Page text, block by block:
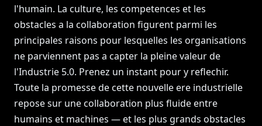
l'humain. La culture, les competences et les
obstacles a la collaboration figurent parmi les
principales raisons pour lesquelles les organisations
ne parviennent pas a capter la pleine valeur de
l'Industrie 5.0. Prenez un instant pour y reflechir.
Toute la promesse de cette nouvelle ere industrielle
repose sur une collaboration plus fluide entre
humains et machines — et les plus grands obstacles